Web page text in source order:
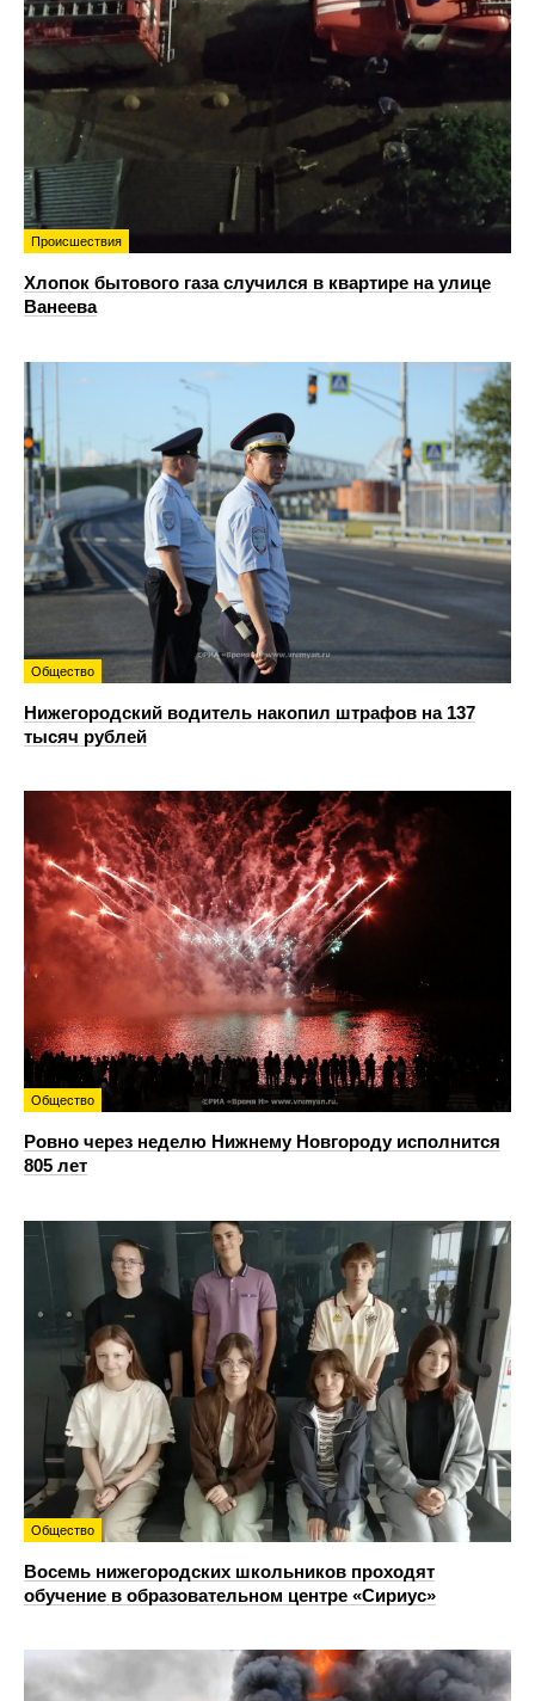
Происшествия
Хлопок бытового газа случился в квартире на улице
Ванеева
Общество
Нижегородский водитель накопил штрафов на 137
тысяч рублей
Общество
Ровно через неделю Нижнему Новгороду исполнится
805 лет
Общество
Восемь нижегородских школьников проходят
обучение в образовательном центре «Сириус»